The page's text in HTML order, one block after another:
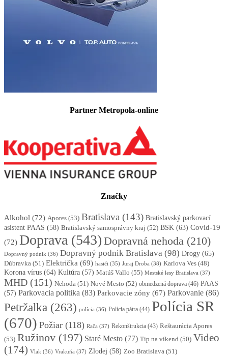
Partner Metropola-online
Značky
Alkohol (72) Apores (53) Bratislava (143) Bratislavský parkovací
asistent PAAS (58) Bratislavský samosprávny kraj (52) BSK (63) Covid-19
(72) Doprava (543) Dopravná nehoda (210)
Dopravný podnik (36) Dopravný podnik Bratislava (98) Drogy (65)
Dúbravka (51) Električka (69) hasiči (35) Juraj Droba (38) Karlova Ves (48)
Korona vírus (64) Kultúra (57) Matúš Vallo (55) Mestské lesy Bratislava (37)
MHD (151) Nehoda (51) Nové Mesto (52) obmedzená doprava (46) PAAS
(57) Parkovacia politika (83) Parkovacie zóny (67) Parkovanie (86)
Petržalka (263) polícia (36) Polícia pátra (44) Polícia SR
(670) Požiar (118) Rača (37) Rekonštrukcia (43) Reštaurácia Apores
(53) Ružinov (197) Staré Mesto (77) Tip na víkend (50) Video
(174) Vlak (36) Vrakuňa (37) Zlodej (58) Zoo Bratislava (51)